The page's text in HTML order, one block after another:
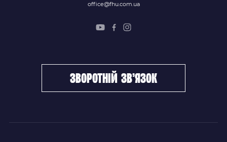
office@fhu.com.ua
зворотній зв’язок